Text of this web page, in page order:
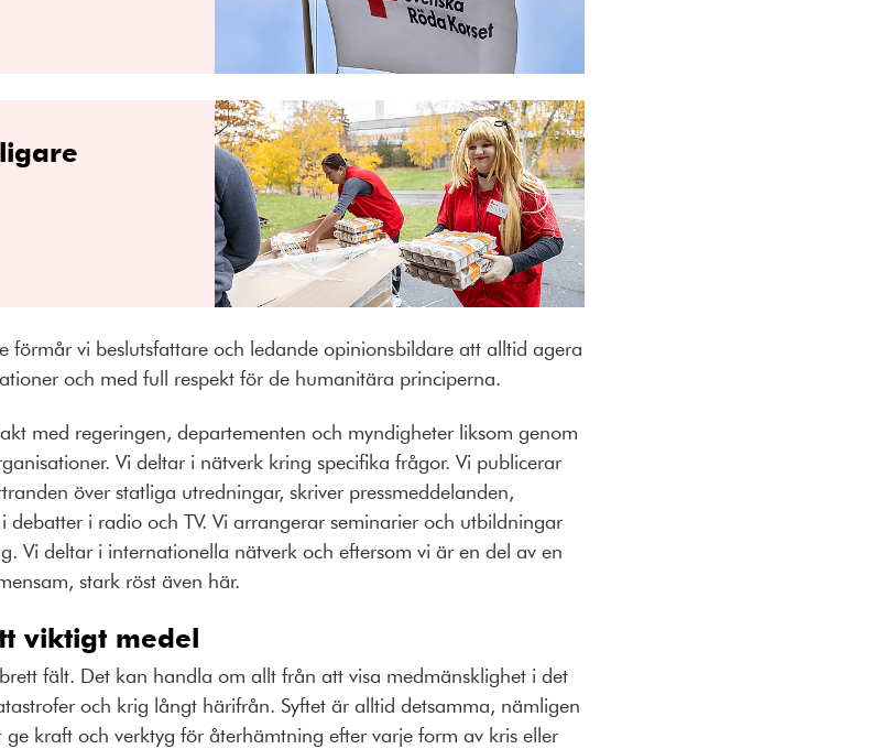
förmår vi beslutsfattare och ledande opinionsbildare att alltid agera
och med full respekt för de humanitära principerna.
med regeringen, departementen och myndigheter liksom genom
Vi deltar i nätverk kring specifika frågor. Vi publicerar
över statliga utredningar, skriver pressmeddelanden,
i radio och TV. Vi arrangerar seminarier och utbildningar
Vi deltar i internationella nätverk och eftersom vi är en del av en
stark röst även här.
viktigt medel
fält. Det kan handla om allt från att visa medmänsklighet i det
och krig långt härifrån. Syftet är alltid detsamma, nämligen
kraft och verktyg för återhämtning efter varje form av kris eller